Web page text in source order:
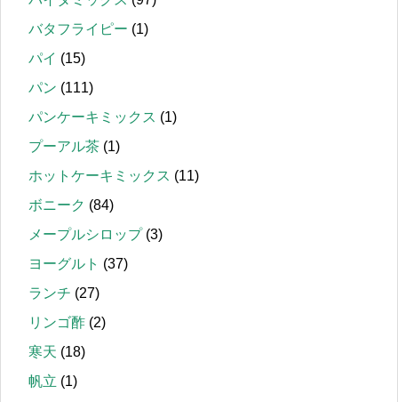
バタフライピー (1)
パイ (15)
パン (111)
パンケーキミックス (1)
プーアル茶 (1)
ホットケーキミックス (11)
ボニーク (84)
メープルシロップ(3)
ヨーグルト (37)
ランチ (27)
リンゴ酢 (2)
寒天 (18)
帆立 (1)